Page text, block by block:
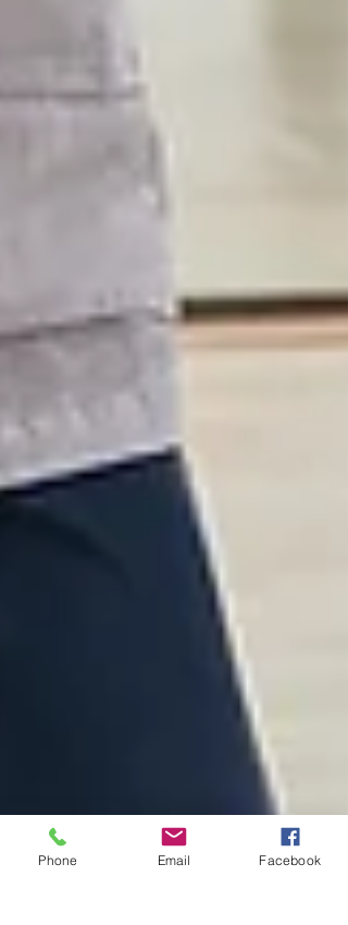
Phone Email Facebook